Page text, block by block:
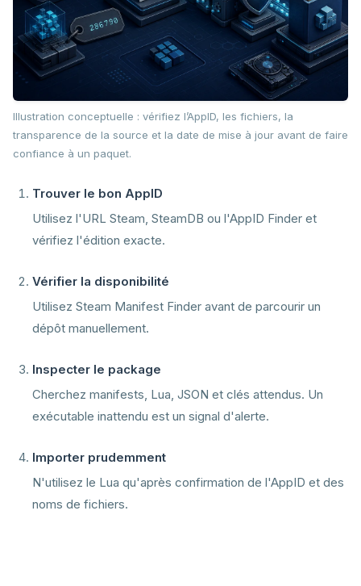
Illustration conceptuelle : vérifiez l’AppID, les fichiers, la
transparence de la source et la date de mise à jour avant de faire
confiance à un paquet.
Trouver le bon AppID
Utilisez l'URL Steam, SteamDB ou l'AppID Finder et
vérifiez l'édition exacte.
Vérifier la disponibilité
Utilisez Steam Manifest Finder avant de parcourir un
dépôt manuellement.
Inspecter le package
Cherchez manifests, Lua, JSON et clés attendus. Un
exécutable inattendu est un signal d'alerte.
Importer prudemment
N'utilisez le Lua qu'après confirmation de l'AppID et des
noms de fichiers.